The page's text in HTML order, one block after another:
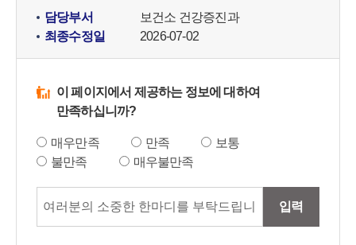
담당부서
보건소 건강증진과
최종수정일
2026-07-02
이 페이지에서 제공하는 정보에 대하여
만족하십니까?
매우만족 만족
보통
불만족
매우불만족
입력